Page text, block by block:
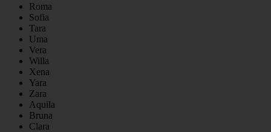
Roma
Sofia
Tara
Uma
Vera
Willa
Xena
Yara
Zara
Aquila
Bruna
Clara